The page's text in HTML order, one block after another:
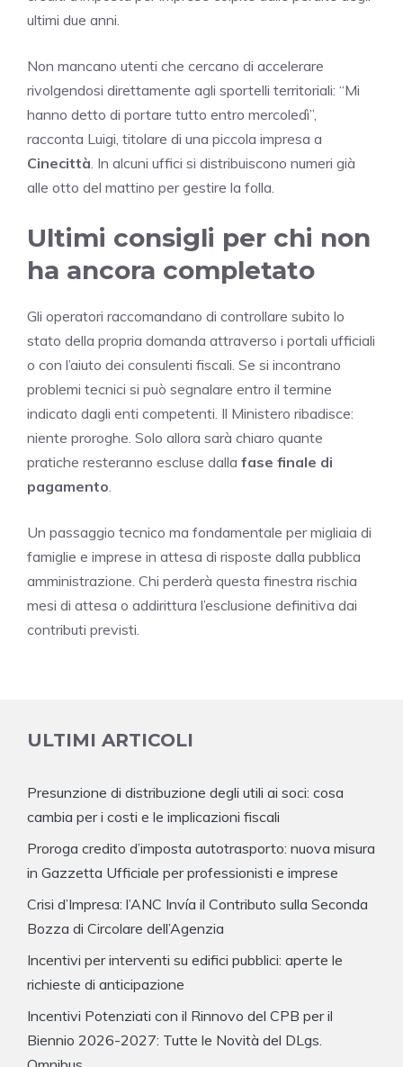
ultimi due anni.
Non mancano utenti che cercano di accelerare
rivolgendosi direttamente agli sportelli territoriali: “Mi
hanno detto di portare tutto entro mercoledì”,
racconta Luigi, titolare di una piccola impresa a
Cinecittà . In alcuni uffici si distribuiscono numeri già
alle otto del mattino per gestire la folla.
Ultimi consigli per chi non
ha ancora completato
Gli operatori raccomandano di controllare subito lo
stato della propria domanda attraverso i portali ufficiali
o con l’aiuto dei consulenti fiscali. Se si incontrano
problemi tecnici si può segnalare entro il termine
indicato dagli enti competenti. Il Ministero ribadisce:
niente proroghe. Solo allora sarà chiaro quante
pratiche resteranno escluse dalla fase finale di
pagamento
Un passaggio tecnico ma fondamentale per migliaia di
famiglie e imprese in attesa di risposte dalla pubblica
amministrazione. Chi perderà questa finestra rischia
mesi di attesa o addirittura l’esclusione definitiva dai
contributi previsti.
ULTIMI ARTICOLI
Presunzione di distribuzione degli utili ai soci: cosa
cambia per i costi e le implicazioni fiscali
Proroga credito d’imposta autotrasporto: nuova misura
in Gazzetta Ufficiale per professionisti e imprese
Crisi d’Impresa: l’ANC Invía il Contributo sulla Seconda
Bozza di Circolare dell’Agenzia
Incentivi per interventi su edifici pubblici: aperte le
richieste di anticipazione
Incentivi Potenziati con il Rinnovo del CPB per il
Biennio 2026-2027: Tutte le Novità del DLgs.